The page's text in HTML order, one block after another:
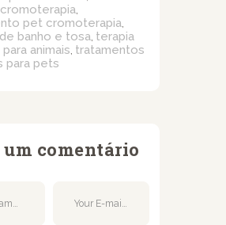
,
pet cromoterapia,
banho e tosa, terapia
animais, tratamentos
para pets
um comentário